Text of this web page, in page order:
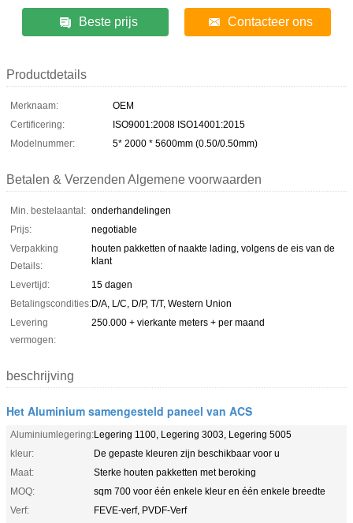
Beste prijs Contacteer ons
Productdetails
Merknaam:
OEM
Certificering:
ISO9001:2008 ISO14001:2015
Modelnummer:
5* 2000 * 5600mm (0.50/0.50mm)
Betalen & Verzenden Algemene voorwaarden
Min. bestelaantal: onderhandelingen
Prijs:
negotiable
Verpakking
Details:
houten pakketten of naakte lading, volgens de eis van de
klant
Levertijd:
15 dagen
Betalingscondities:D/A, L/C, D/P, T/T, Western Union
Levering
vermogen:
250.000 + vierkante meters + per maand
beschrijving
Het Aluminium samengesteld paneel van ACS
Aluminiumlegering:Legering 1100, Legering 3003, Legering 5005
kleur:
De gepaste kleuren zijn beschikbaar voor u
Maat:
Sterke houten pakketten met beroking
MOQ:
sqm 700 voor één enkele kleur en één enkele breedte
Verf:
FEVE-verf, PVDF-Verf